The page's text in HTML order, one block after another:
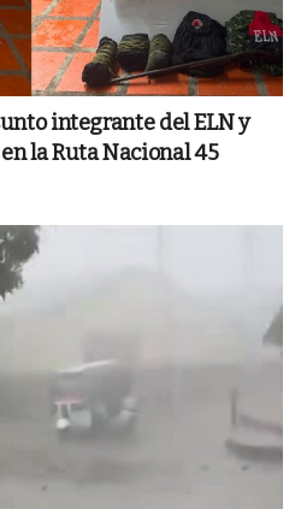
integrante del ELN y
la Ruta Nacional 45